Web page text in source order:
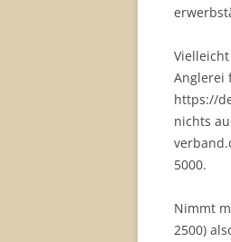
Anglerei
https://
nichts
5000.
Nimmt
2500)